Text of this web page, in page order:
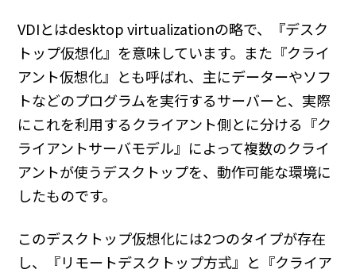
VDIとはdesktop virtualizationの略で、『デスク
トップ仮想化』を意味しています。また『クライ
アント仮想化』とも呼ばれ、主にデーターやソフ
トなどのプログラムを実行するサーバーと、実際
にこれを利用するクライアント側とに分ける『ク
ライアントサーバモデル』によって複数のクライ
アントが使うデスクトップを、動作可能な環境に
したものです。
このデスクトップ仮想化には2つのタイプが存在
し、『リモートデスクトップ方式』と『クライア